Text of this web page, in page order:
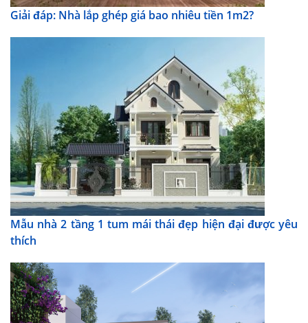
Giải đáp: Nhà lắp ghép giá bao nhiêu tiền 1m2?
Mẫu nhà 2 tầng 1 tum mái thái đẹp hiện đại được yêu
thích